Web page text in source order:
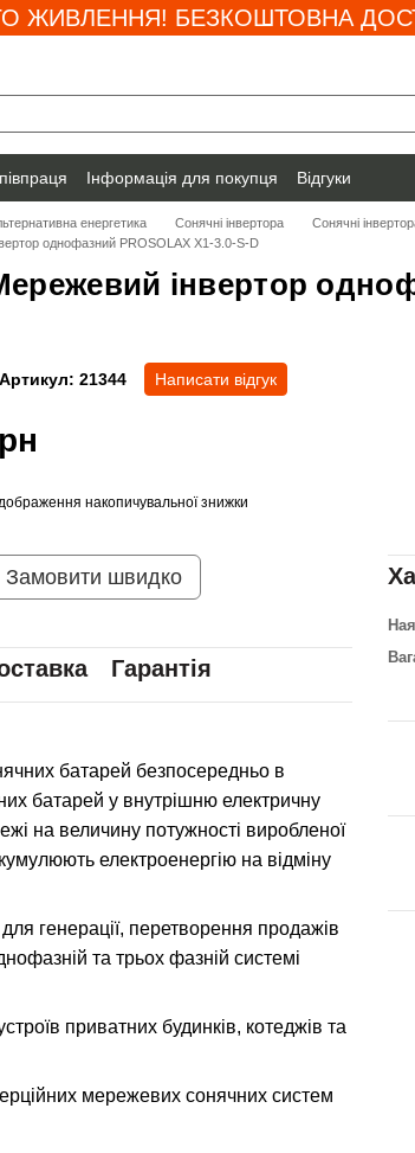
ЖИВЛЕННЯ! БЕЗКОШТОВНА
Інформація для покупця
Відгуки
енергетика Сонячні інвертора
Сонячні
однофазний PROSOLAX Х1-3.0-S-D
інвертор
Артикул: 21344 Написати відгук
накопичувальної знижки
Замовити швидко
Гарантія
батарей безпосередньо в
батарей у внутрішню електричну
на величину потужності виробленої
електроенергію на відміну
генерації, перетворення продажів
та трьох фазній системі
приватних будинків, котеджів та
мережевих сонячних систем